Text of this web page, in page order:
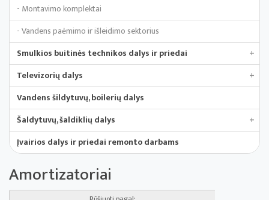
- Montavimo komplektai
- Vandens paėmimo ir išleidimo sektorius
Smulkios buitinės technikos dalys ir priedai
+
Televizorių dalys
+
Vandens šildytuvų, boilerių dalys
Šaldytuvų, šaldiklių dalys
+
Įvairios dalys ir priedai remonto darbams
Amortizatoriai